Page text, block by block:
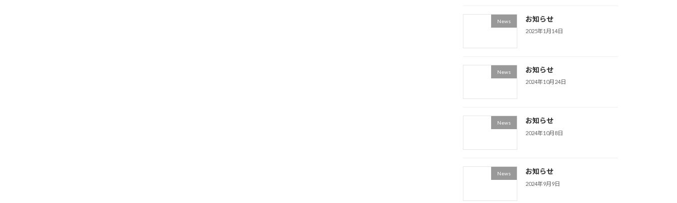
News お知らせ
2025年1月14日
News お知らせ
2024年10月24日
News お知らせ
2024年10月8日
News お知らせ
2024年9月9日